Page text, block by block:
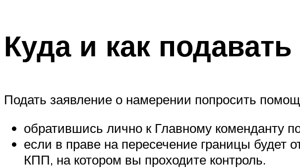
Куда и как
Подать заявление о намерении попросить
обратившись лично к Главному коменданту
если в праве на пересечение границы будет
КПП, на котором вы проходите контроль.